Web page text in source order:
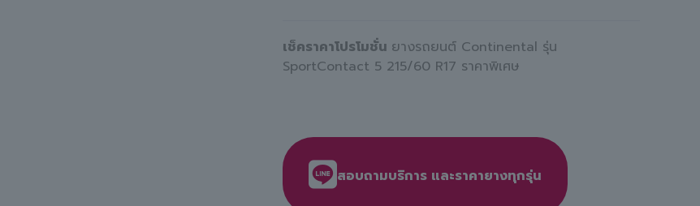
เช็คราคาโปรโมชั่น ยางรถยนต์ Continental รุ่น
SportContact 5 215/60 R17 ราคาพิเศษ
สอบถามบริการ และราคายางทุกรุ่น